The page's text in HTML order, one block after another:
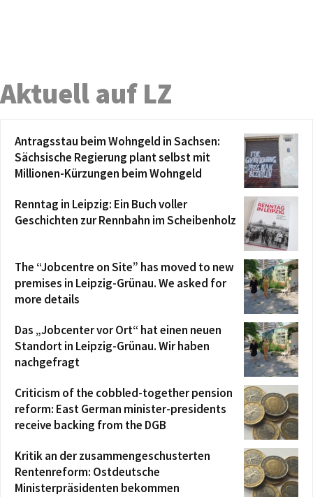
Aktuell auf LZ
Antragsstau beim Wohngeld in Sachsen:
Sächsische Regierung plant selbst mit
Millionen-Kürzungen beim Wohngeld
Renntag in Leipzig: Ein Buch voller
Geschichten zur Rennbahn im Scheibenholz
The “Jobcentre on Site” has moved to new
premises in Leipzig-Grünau. We asked for
more details
Das „Jobcenter vor Ort“ hat einen neuen
Standort in Leipzig-Grünau. Wir haben
nachgefragt
Criticism of the cobbled-together pension
reform: East German minister-presidents
receive backing from the DGB
Kritik an der zusammengeschusterten
Rentenreform: Ostdeutsche
Ministerpräsidenten bekommen